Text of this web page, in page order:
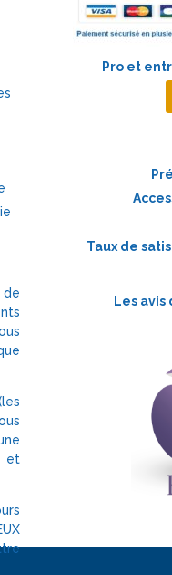
et
Pro et
Taux de
Les avis